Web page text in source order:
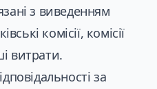
з виведенням
комісії, комісії
витрати.
за